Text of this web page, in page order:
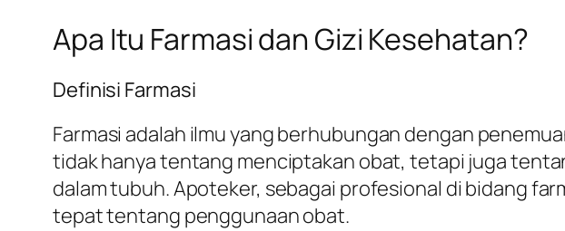
Apa Itu Farmasi dan Gizi Kesehatan?
Definisi Farmasi
Farmasi adalah ilmu yang berhubungan dengan
tidak hanya tentang menciptakan obat, tetapi juga
dalam tubuh. Apoteker, sebagai profesional di bidang
tepat tentang penggunaan obat.